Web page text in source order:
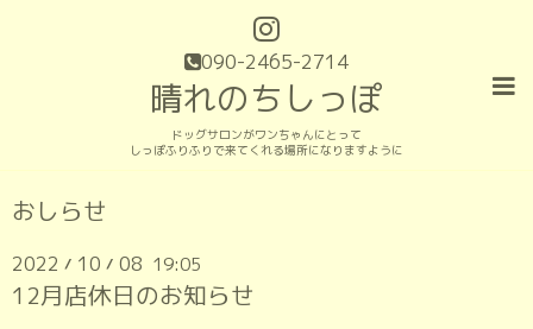
090-2465-2714
晴れのちしっぽ
ドッグサロンがワンちゃんにとって
しっぽふりふりで来てくれる場所になりますように
おしらせ
2022 / 10 / 08 19:05
12月店休日のお知らせ